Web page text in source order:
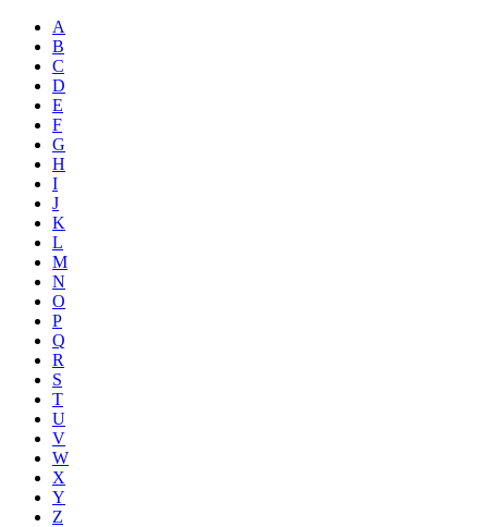
A
B
C
D
E
F
G
H
I
J
K
L
M
N
O
P
Q
R
S
T
U
V
W
X
Y
Z